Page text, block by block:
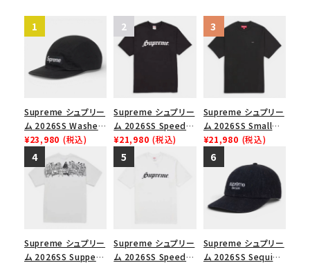
Supreme シュプリー
ム 2026SS Washed
Chino Twill Camp
Cap ウォッシュド チ
ノツイル キャンプキャ
ップ ブラック
¥23,980 (税込)
Supreme シュプリー
ム 2026SS Speed
Tee スピードTシャツ
ブラック
¥21,980 (税込)
Supreme シュプリー
ム 2026SS Small
Box Tee スモールボ
ックスTシャツ ブラッ
ク
¥21,980 (税込)
Supreme シュプリー
ム 2026SS Supper
Supreme シュプリー
ム 2026SS Speed
Supreme シュプリー
ム 2026SS Sequin